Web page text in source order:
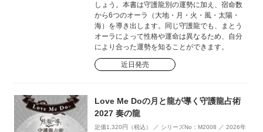
しょう。本書は守護龍別の運勢に加え、宿命数
から6つのオーラ（大地・月・火・風・太陽・
海）を導き出します。同じ守護龍でも、まとう
オーラによって性格や運命は異なるため、自分
により合った運勢を知ることができます。
近日発売
Love Me Doの月と龍が導く守護龍占術
2027 奏の龍
定価1,320円（税込） ／ シリーズNo：M2008 ／ 2026年